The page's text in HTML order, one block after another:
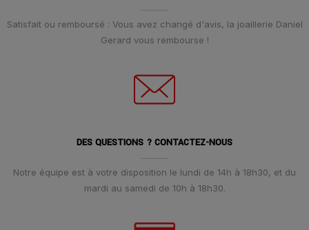
Satisfait ou remboursé : Vous avez changé d'avis, la joaillerie Daniel
Gerard vous rembourse !
DES QUESTIONS ? CONTACTEZ-NOUS
Notre équipe est à votre disposition le lundi de 14h à 18h30, et du
mardi au samedi de 10h à 18h30.